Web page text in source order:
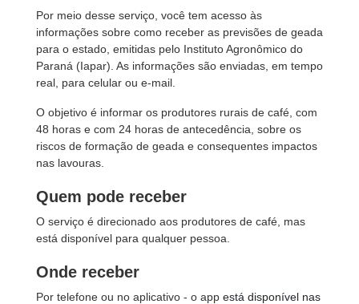
Por meio desse serviço, você tem acesso às
informações sobre como receber as previsões de geada
para o estado, emitidas pelo Instituto Agronômico do
Paraná (Iapar). As informações são enviadas, em tempo
real, para celular ou e-mail.
O objetivo é informar os produtores rurais de café, com
48 horas e com 24 horas de antecedência, sobre os
riscos de formação de geada e consequentes impactos
nas lavouras.
Quem pode receber
O serviço é direcionado aos produtores de café, mas
está disponível para qualquer pessoa.
Onde receber
Por telefone ou no aplicativo - o app está disponível nas